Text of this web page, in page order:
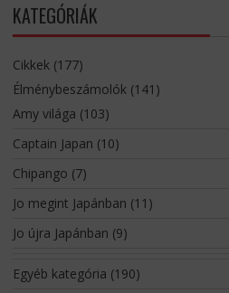
KATEGÓRIÁK
Cikkek(177)
Élménybeszámolók(141)
Amy világa (103)
Captain Japan (10)
Chipango (7)
Jo megint Japánban (11)
Jo újra Japánban (9)
Egyéb kategória (190)